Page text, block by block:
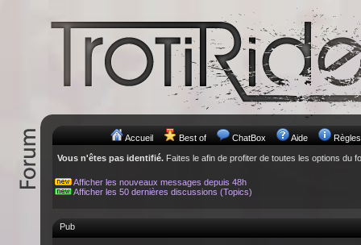
Accueil Best of ChatBox Aide Règles
Vous n'êtes pas identifié. Faites le afin de profiter de toutes les options du
Afficher les nouveaux messages depuis 48h
Afficher les 50 dernières discussions (Topics)
Pub